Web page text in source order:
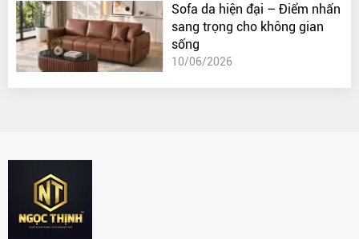
Sofa da hiện đại – Điểm nhấn
sang trọng cho không gian
sống
10/06/2026